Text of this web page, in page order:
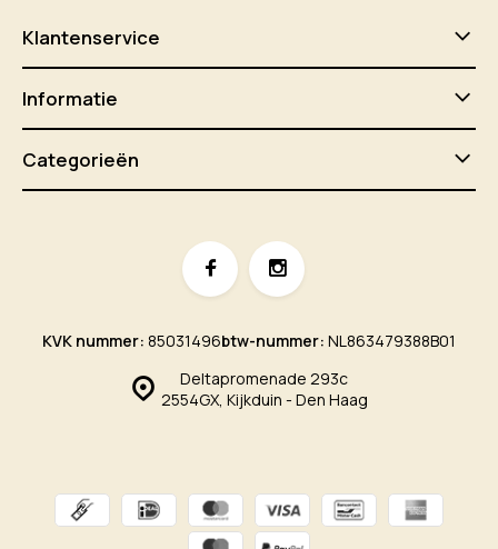
Klantenservice
Informatie
Categorieën
Deltapromenade 293c
2554GX, Kijkduin - Den Haag
KVK nummer: 85031496btw-nummer: NL863479388B01